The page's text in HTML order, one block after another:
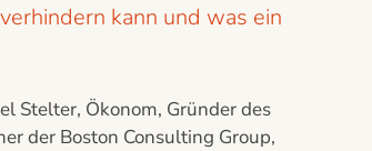
kann und was ein
Stelter, Ökonom, Gründer des
der Boston Consulting Group,